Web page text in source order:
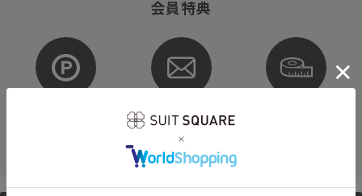
会員特典
メルマガ配信
そのほかにもさまざまなキャンペーンを予定しています。